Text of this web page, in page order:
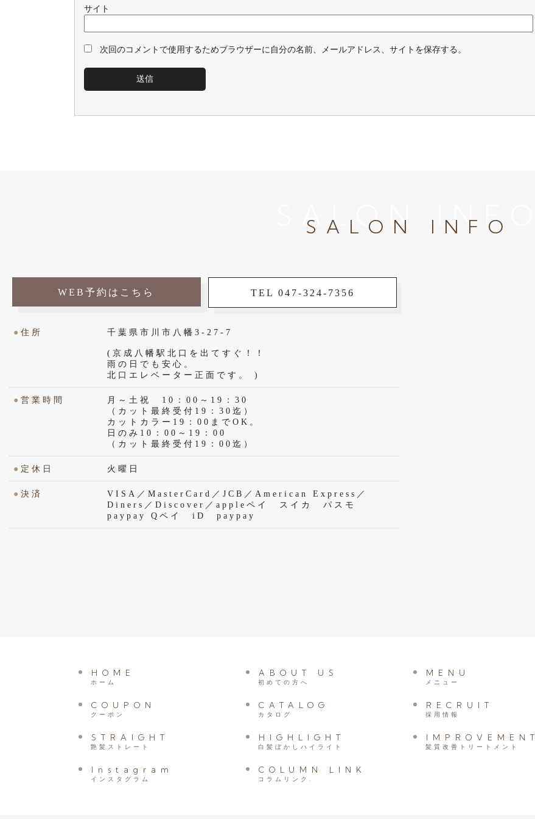
サイト
次回のコメントで使用するためブラウザーに自分の名前、メールアドレス、サイトを保存する。
SALON INFO
SALON INFO
WEB予約はこちら TEL 047-324-7356
● 住所 千葉県市川市八幡3-27-7
(京成八幡駅北口を出てすぐ！！
雨の日でも安心。
北口エレベーター正面です。 )
● 営業時間
月～土祝 10：00～19：30
（カット最終受付19：30迄）
カットカラー19：00までOK。
日のみ10：00～19：00
（カット最終受付19：00迄）
● 定休日 火曜日
● 決済
VISA／MasterCard／JCB／American Express／
Diners／Discover／appleペイ スイカ パスモ
paypay Qペイ iD paypay
HOME
ホーム
ABOUT US
初めての方へ
MENU
メニュー
COUPON
クーポン
CATALOG
カタログ
RECRUIT
採用情報
STRAIGHT
艶髪ストレート
HIGHLIGHT
白髪ぼかしハイライト
IMPROVEMENT
髪質改善トリートメント
Instagram
インスタグラム
COLUMN LINK
コラムリンク.